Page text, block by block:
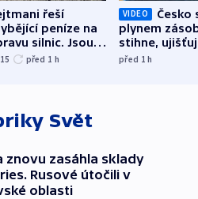
řeší
peníze na
silnic. Jsou
namítá
před 1 h
VIDEO
Česko
plynem
stihne,
expert.
před 1h
Svět
znovu zasáhla sklady
Rusové útočili v
oblasti